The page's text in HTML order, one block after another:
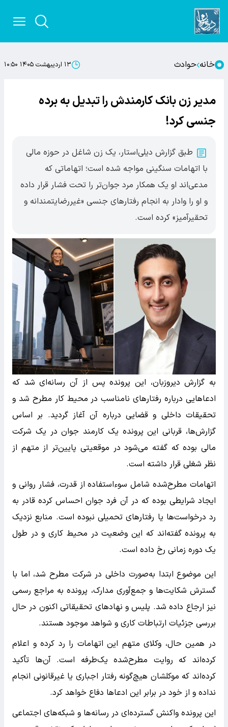
خانه حوادث ۱۳ اردیبهشت ۱۴۰۵ ۱۰:۵۰
مدیر زن بانک کارمندش را تبدیل به برده
جنسی کرد!
طبق گزارش دیلی‌استار، یک زن شاغل در حوزه مالی
با اتهامات سنگینی مواجه شده است؛ اتهاماتی که
مدعی‌اند او یک همکار مرد جوان‌تر را تحت فشار قرار داده
و او را وادار به انجام رفتارهای جنسی «غیررضایتمندانه و
تحقیرآمیز» کرده است.
به گزارش دیروزبان، این پرونده پس از آن رسانه‌ای شد که
ادعاهایی درباره رفتارهای نامناسب در محیط کار مطرح شد و
تحقیقات داخلی و قضایی درباره آن آغاز گردید. بر اساس
گزارش‌ها، قربانی این پرونده یک کارمند جوان در یک شرکت
مالی بوده که گفته می‌شود در موقعیتی پایین‌تر از متهم از
نظر شغلی قرار داشته است.
اتهامات مطرح‌شده شامل سوءاستفاده از قدرت، فشار روانی و
ایجاد شرایطی بوده که در آن فرد جوان احساس کرده قادر به
رد درخواست‌ها یا رفتارهای تحمیلی نبوده است. منابع نزدیک
به پرونده گفته‌اند که این وضعیت در محیط کاری و در طول
یک دوره زمانی رخ داده است.
این موضوع ابتدا به‌صورت داخلی در شرکت مطرح شد، اما با
گسترش شکایت‌ها و جمع‌آوری مدارک، پرونده به مراجع رسمی
نیز ارجاع داده شد. پلیس و نهادهای تحقیقاتی اکنون در حال
بررسی جزئیات ارتباطات کاری و شواهد موجود هستند.
در همین حال، وکلای متهم این اتهامات را رد کرده و اعلام
کرده‌اند که روایت مطرح‌شده یک‌طرفه است. آن‌ها تأکید
کرده‌اند که موکلشان هیچ‌گونه رفتار اجباری یا غیرقانونی انجام
نداده و از خود در برابر این ادعاها دفاع خواهد کرد.
این پرونده واکنش گسترده‌ای در رسانه‌ها و شبکه‌های اجتماعی